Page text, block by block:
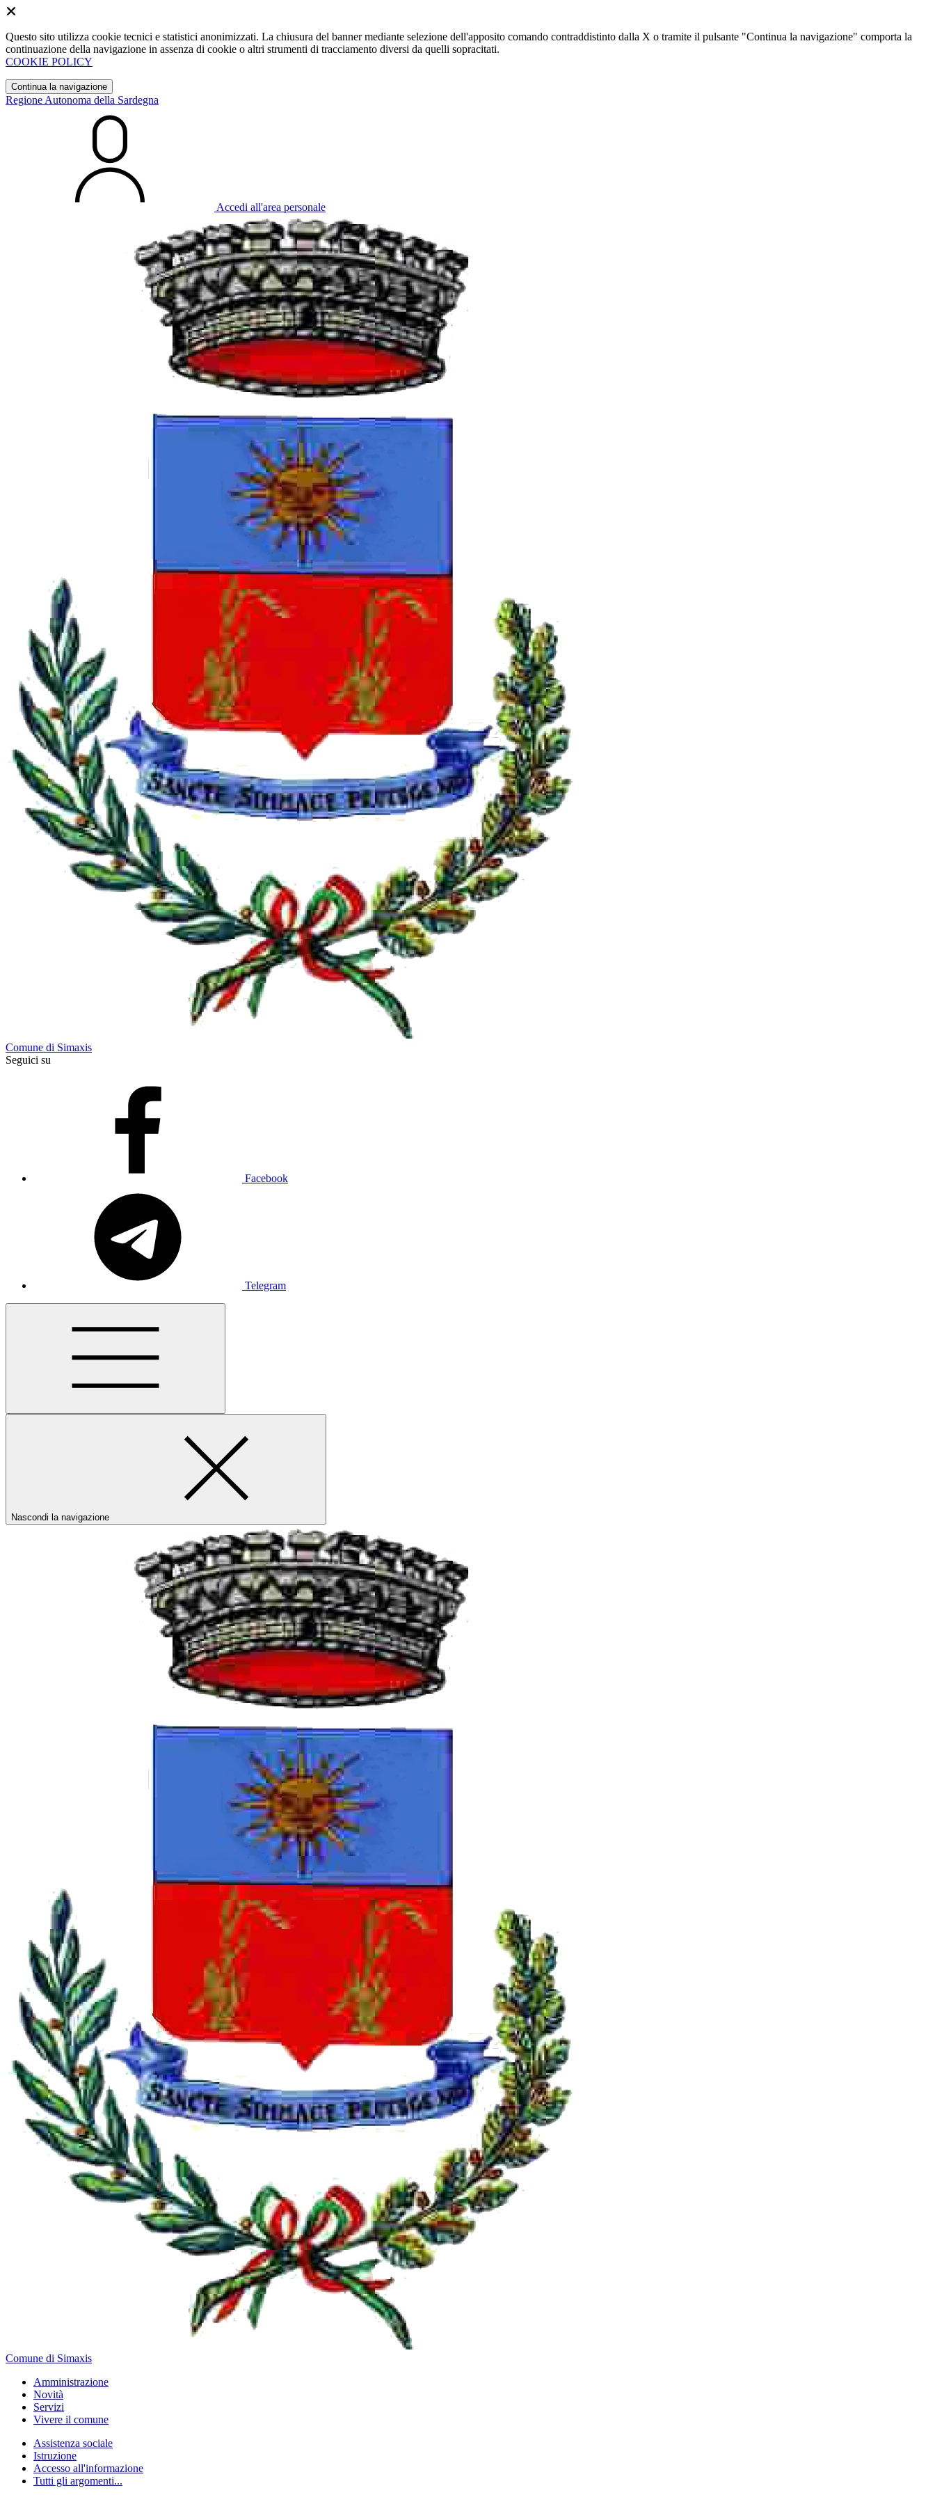
Questo sito utilizza cookie tecnici e statistici anonimizzati. La chiusura del banner mediante selezione dell'apposito comando contraddistinto dalla X o tramite il pulsante "Continua la navigazione" comporta la
continuazione della navigazione in assenza di cookie o altri strumenti di tracciamento diversi da quelli sopracitati.
COOKIE POLICY
Continua la navigazione
Regione Autonoma della Sardegna
Accedi all'area personale
Comune di Simaxis
Seguici su
Facebook
Telegram
Nascondi la navigazione
Comune di Simaxis
Amministrazione
Novità
Servizi
Vivere il comune
Assistenza sociale
Istruzione
Accesso all'informazione
Tutti gli argomenti...